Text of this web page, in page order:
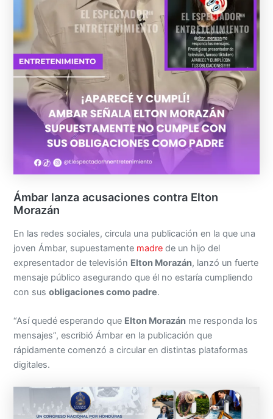
Ámbar lanza acusaciones contra Elton
Morazán
En las redes sociales, circula una publicación en la que una
joven Ámbar, supuestamente madre de un hijo del
expresentador de televisión Elton Morazán, lanzó un fuerte
mensaje público asegurando que él no estaría cumpliendo
con susobligaciones como padre.
“Así quedé esperando que Elton Morazán me responda los
mensajes”, escribió Ámbar en la publicación que
rápidamente comenzó a circular en distintas plataformas
digitales.